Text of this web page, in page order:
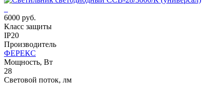
6000 руб.
Класс защиты
IP20
Производитель
ФЕРЕКС
Мощность, Вт
28
Световой поток, лм